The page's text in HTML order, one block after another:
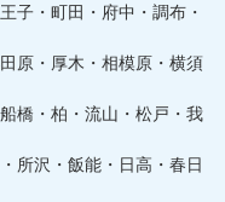
子・町田・府中・調布・
原・厚木・相模原・横須
橋・柏・流山・松戸・我
所沢・飯能・日高・春日